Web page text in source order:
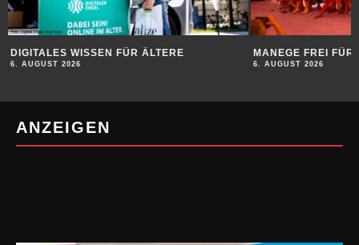
DIGITALES WISSEN FÜR ÄLTERE
6. AUGUST 2026
MANEGE FREI FÜR
6. AUGUST 2026